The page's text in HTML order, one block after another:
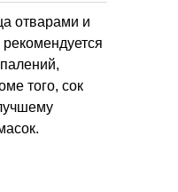
отварами и
того, сок